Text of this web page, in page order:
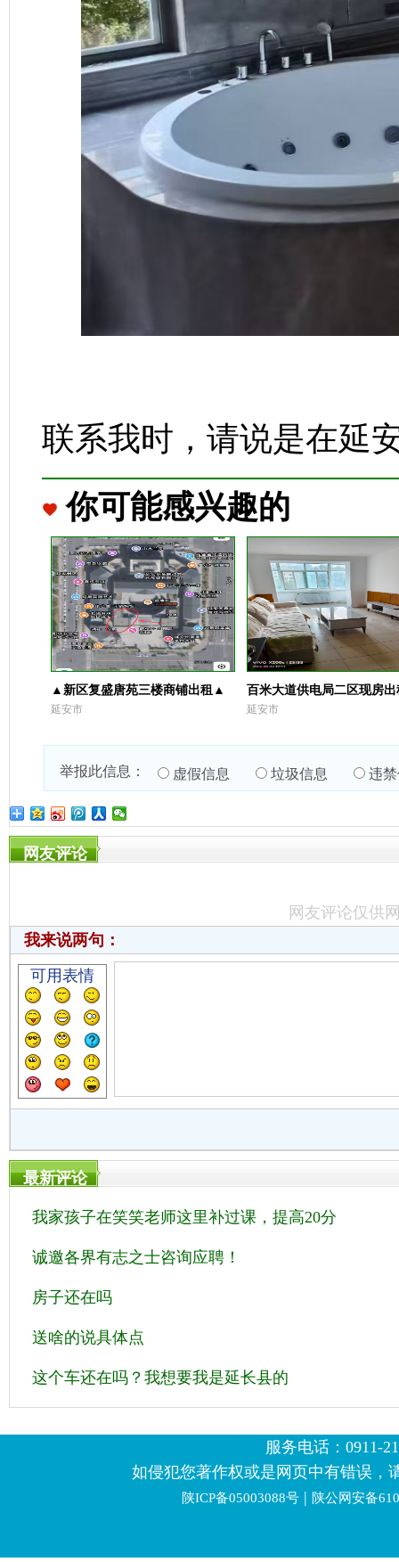
联系我时，请说是在延
你可能感兴趣的
▲新区复盛唐苑三楼商铺出租▲
延安市
百米大道供电局二区现房出
延安市
举报此信息： 虚假信息 垃圾信息 违
网友评论
网友评论仅供
我来说两句：
可用表情
最新评论
我家孩子在笑笑老师这里补过课，提高20分
诚邀各界有志之士咨询应聘！
房子还在吗
送啥的说具体点
这个车还在吗？我想要我是延长县的
服务电话：0911-
如侵犯您著作权或是网页中有错误，
陕ICP备05003088号 | 陕公网安备